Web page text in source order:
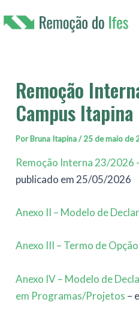
para
Remoção
Campus Itapina
PorBruna Itapina/25 de maio de
Remoção Interna 23/2026
publicado em 25/05/2026
Anexo II – Modelo de
Anexo III – Termo de
Anexo IV – Modelo de
em Programas/Projetos –